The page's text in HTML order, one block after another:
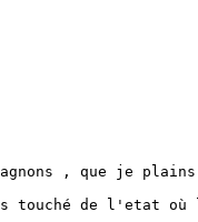
, que je
touché de l'etat où